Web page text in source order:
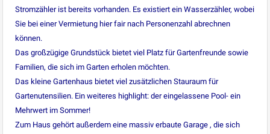
Stromzähler ist bereits vorhanden. Es existiert ein Wasserzähler, wobei
Sie bei einer Vermietung hier fair nach Personenzahl abrechnen
können.
Das großzügige Grundstück bietet viel Platz für Gartenfreunde sowie
Familien, die sich im Garten erholen möchten.
Das kleine Gartenhaus bietet viel zusätzlichen Stauraum für
Gartenutensilien. Ein weiteres highlight: der eingelassene Pool- ein
Mehrwert im Sommer!
Zum Haus gehört außerdem eine massiv erbaute Garage , die sich